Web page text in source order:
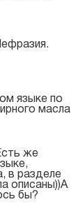
языке по
масла
же
в разделе
описаны))А
бы?